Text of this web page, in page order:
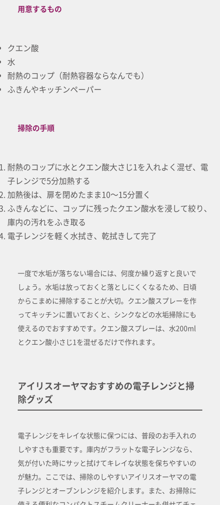
用意するもの
クエン酸
水
耐熱のコップ（耐熱容器ならなんでも）
ふきんやキッチンペーパー
掃除の手順
耐熱のコップに水とクエン酸大さじ1を入れよく混ぜ、電
子レンジで5分加熱する
加熱後は、扉を閉めたまま10～15分置く
ふきんなどに、コップに残ったクエン酸水を浸して絞り、
庫内の汚れをふき取る
電子レンジを軽く水拭き、乾拭きして完了
一度で水垢が落ちない場合には、何度か繰り返すと良いで
しょう。水垢は放っておくと落としにくくなるため、日頃
からこまめに掃除することが大切。クエン酸スプレーを作
ってキッチンに置いておくと、シンクなどの水垢掃除にも
使えるのでおすすめです。クエン酸スプレーは、水200ml
とクエン酸小さじ1を混ぜるだけで作れます。
アイリスオーヤマおすすめの電子レンジと掃
除グッズ
電子レンジをキレイな状態に保つには、普段のお手入れの
しやすさも重要です。庫内がフラットな電子レンジなら、
気が付いた時にサッと拭けてキレイな状態を保ちやすいの
が魅力。ここでは、掃除のしやすいアイリスオーヤマの電
子レンジとオーブンレンジを紹介します。また、お掃除に